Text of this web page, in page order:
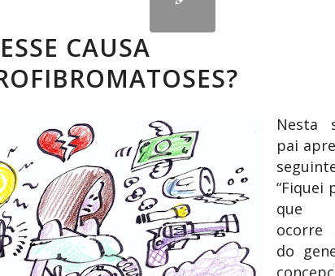
CAUSA
Nesta
pai
“Fiquei
que
ocorre
do